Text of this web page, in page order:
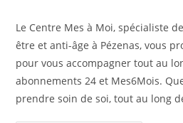
Le Centre Mes à Moi, spécialiste
être et anti-âge à Pézenas, vous
pour vous accompagner tout au
abonnements 24 et Mes6Mois.
prendre soin de soi, tout au long